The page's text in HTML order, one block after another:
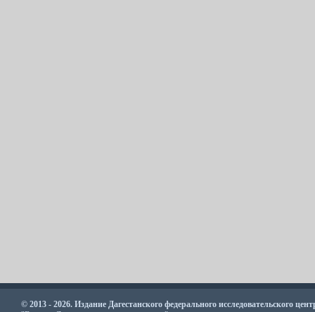
© 2013 - 2026. Издание Дагестанского федерального исследовательского